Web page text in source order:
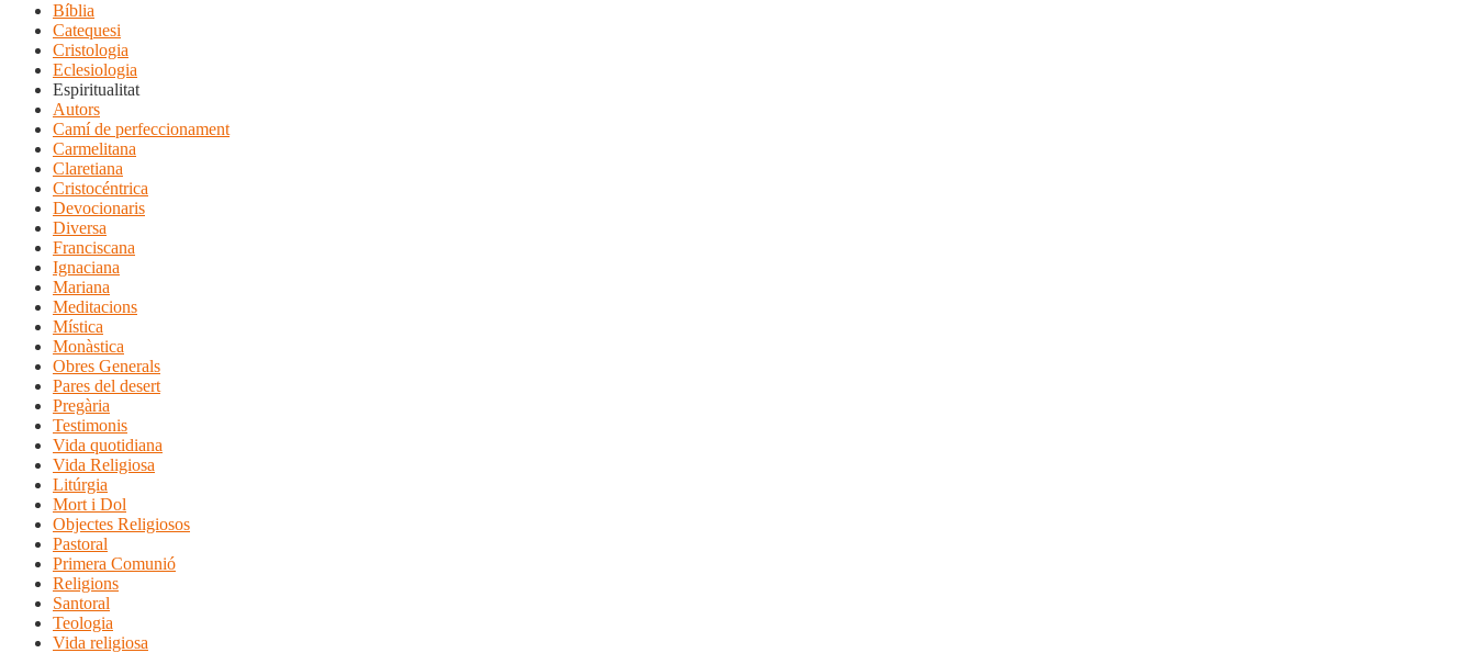
Bíblia
Catequesi
Cristologia
Eclesiologia
Espiritualitat
Autors
Camí de perfeccionament
Carmelitana
Claretiana
Cristocéntrica
Devocionaris
Diversa
Franciscana
Ignaciana
Mariana
Meditacions
Mística
Monàstica
Obres Generals
Pares del desert
Pregària
Testimonis
Vida quotidiana
Vida Religiosa
Litúrgia
Mort i Dol
Objectes Religiosos
Pastoral
Primera Comunió
Religions
Santoral
Teologia
Vida religiosa